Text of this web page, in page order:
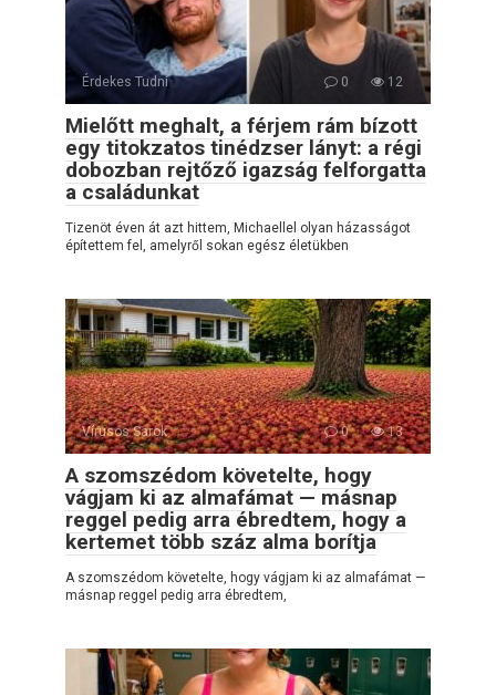
Érdekes Tudni 0 12
Mielőtt meghalt, a férjem rám bízott
egy titokzatos tinédzser lányt: a régi
dobozban rejtőző igazság felforgatta
a családunkat
Tizenöt éven át azt hittem, Michaellel olyan házasságot
építettem fel, amelyről sokan egész életükben
Vírusos Sarok 0 13
A szomszédom követelte, hogy
vágjam ki az almafámat — másnap
reggel pedig arra ébredtem, hogy a
kertemet több száz alma borítja
A szomszédom követelte, hogy vágjam ki az almafámat —
másnap reggel pedig arra ébredtem,